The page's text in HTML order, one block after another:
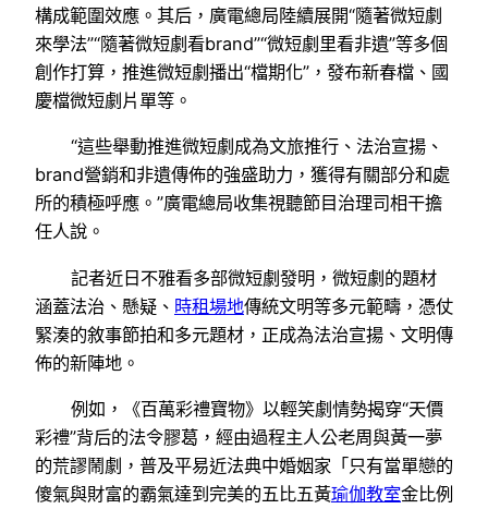
構成範圍效應。其后，廣電總局陸續展開“隨著微短劇
來學法”“隨著微短劇看brand”“微短劇里看非遺”等多個
創作打算，推進微短劇播出“檔期化”，發布新春檔、國
慶檔微短劇片單等。
“這些舉動推進微短劇成為文旅推行、法治宣揚、
brand營銷和非遺傳佈的強盛助力，獲得有關部分和處
所的積極呼應。”廣電總局收集視聽節目治理司相干擔
任人說。
記者近日不雅看多部微短劇發明，微短劇的題材
涵蓋法治、懸疑、 時租場地傳統文明等多元範疇，憑仗
緊湊的敘事節拍和多元題材，正成為法治宣揚、文明傳
佈的新陣地。
例如，《百萬彩禮寶物》以輕笑劇情勢揭穿“天價
彩禮”背后的法令膠葛，經由過程主人公老周與黃一夢
的荒謬鬧劇，普及平易近法典中婚姻家「只有當單戀的
傻氣與財富的霸氣達到完美的五比五黃瑜伽教室金比例